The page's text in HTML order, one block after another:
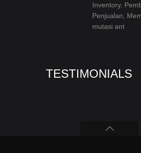
Inventory,
Penjualan,
mutasi ant
TESTIMONIALS